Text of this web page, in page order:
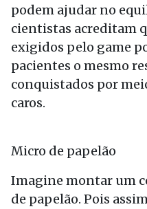
podem ajudar no
cientistas acreditam
exigidos pelo game
pacientes o mesmo
conquistados por
caros.
Micro de papelão
Imagine montar um
de papelão. Pois